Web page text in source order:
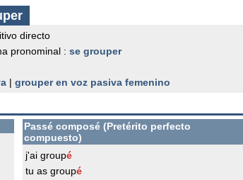
directo
pronominal : se grouper
| grouper en voz pasiva femenino
Passé composé (Pretérito perfecto
compuesto)
j'ai groupé
tu as groupé